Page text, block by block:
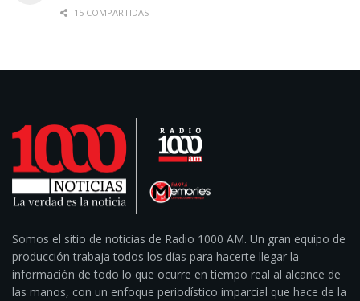
15 COMPARTIDAS
Somos el sitio de noticias de Radio 1000 AM. Un gran equipo de
producción trabaja todos los días para hacerte llegar la
información de todo lo que ocurre en tiempo real al alcance de
las manos, con un enfoque periodístico imparcial que hace de la